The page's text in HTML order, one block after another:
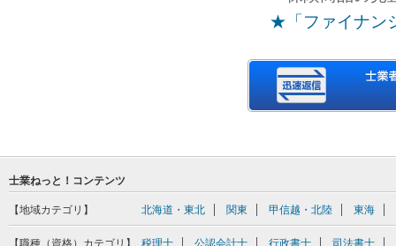
★「ファイナン
士業ねっと！コンテンツ
【地域カテゴリ】 北海道・東北 関東 甲信越・北陸 東海
【職種（資格）カテゴリ】 税理士 公認会計士 行政書士 司法書士